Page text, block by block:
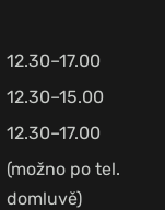
12.30–17.00
12.30–15.00
12.30–17.00
(možno po tel.
domluvě)